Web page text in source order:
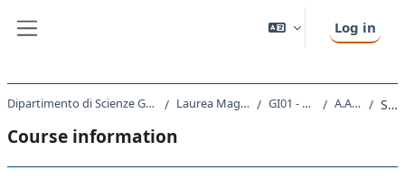
Log in
Dipartimento di Scienze Giuridiche, del Linguaggio, dell`Interpretazione e della Traduzione Laurea Magistrale Ciclo Unico 5 anni GI01 - GIURISPRUDENZA A.A. 2020 - 2021 Summary
Course information